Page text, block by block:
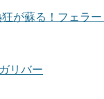
が蘇る！フェラ
リバー